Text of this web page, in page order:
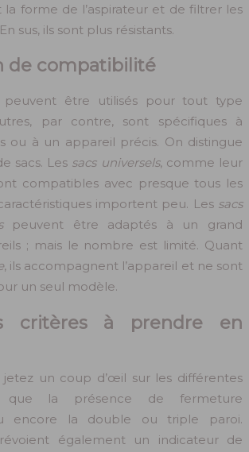
la forme de l’aspirateur et de filtrer les
sus, ils sont plus résistants.
de compatibilité
peuvent être utilisés pour tout type
par contre, sont spécifiques à
ou à un appareil précis. On distingue
sacs. Les sacs universels, comme leur
compatibles avec presque tous les
importent peu. Les sacs
peuvent être adaptés à un grand
; mais le nombre est limité. Quant
, ils accompagnent l’appareil et ne sont
un seul modèle.
critères à prendre en
jetez un coup d’œil sur les différentes
que la présence de fermeture
encore la double ou triple paroi.
également un indicateur de